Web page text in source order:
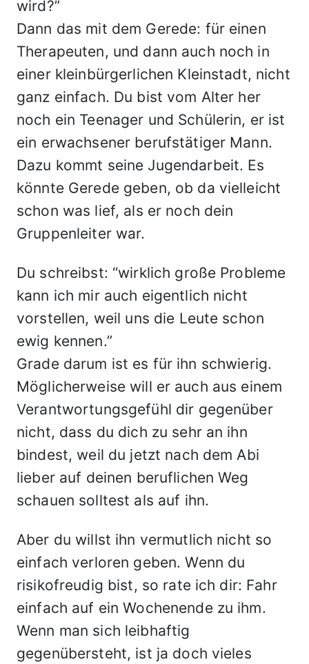
wird?”
Dann das mit dem Gerede: für einen
Therapeuten, und dann auch noch in
einer kleinbürgerlichen Kleinstadt, nicht
ganz einfach. Du bist vom Alter her
noch ein Teenager und Schülerin, er ist
ein erwachsener berufstätiger Mann.
Dazu kommt seine Jugendarbeit. Es
könnte Gerede geben, ob da vielleicht
schon was lief, als er noch dein
Gruppenleiter war.
Du schreibst: “wirklich große Probleme
kann ich mir auch eigentlich nicht
vorstellen, weil uns die Leute schon
ewig kennen.”
Grade darum ist es für ihn schwierig.
Möglicherweise will er auch aus einem
Verantwortungsgefühl dir gegenüber
nicht, dass du dich zu sehr an ihn
bindest, weil du jetzt nach dem Abi
lieber auf deinen beruflichen Weg
schauen solltest als auf ihn.
Aber du willst ihn vermutlich nicht so
einfach verloren geben. Wenn du
risikofreudig bist, so rate ich dir: Fahr
einfach auf ein Wochenende zu ihm.
Wenn man sich leibhaftig
gegenübersteht, ist ja doch vieles